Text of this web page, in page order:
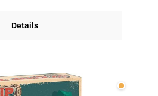
Details
Wenige